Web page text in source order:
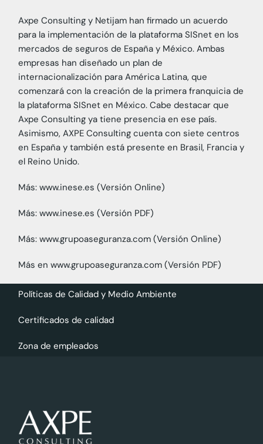
Axpe Consulting y Netijam han firmado un acuerdo
para la implementación de la plataforma SISnet en los
mercados de seguros de España y México. Ambas
empresas han diseñado un plan de
internacionalización para América Latina, que
comenzará con la creación de la primera franquicia de
la plataforma SISnet en México. Cabe destacar que
Axpe Consulting ya tiene presencia en ese país.
Asimismo, AXPE Consulting cuenta con siete centros
en España y también está presente en Brasil, Francia y
el Reino Unido.
Más: www.inese.es (Versión Online)
Más: www.inese.es (Versión PDF)
Más: www.grupoaseguranza.com (Versión Online)
Más en www.grupoaseguranza.com (Versión PDF)
Políticas de Calidad y Medio Ambiente
Certificados de calidad
Zona de empleados